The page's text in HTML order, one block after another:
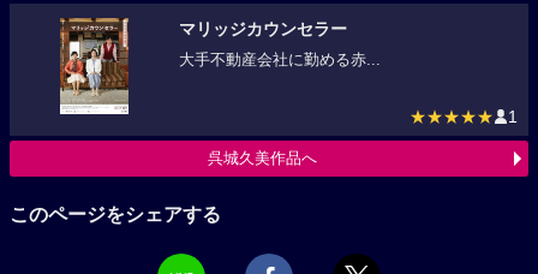
マリッジカウンセラー
大手不動産会社に勤める赤...
★★★★★ 1
呉城久美作品へ
このページをシェアする